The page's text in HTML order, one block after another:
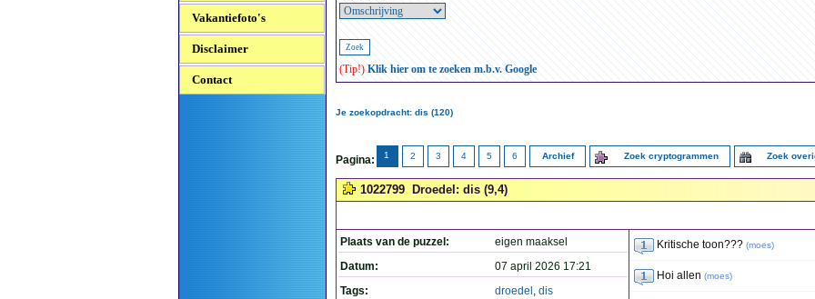
Vakantiefoto's
Disclaimer
Contact
(Tip!) Klik hier om te zoeken m.b.v. Google
Je zoekopdracht: dis (120)
Pagina: 1 2 3 4 5 6 Archief Zoek cryptogrammen Zoek
1022799 Droedel: dis (9,4)
Plaats van de puzzel:
eigen maaksel
Datum:
07 april 2026 17:21
Tags:
droedel , dis
Kritische toon??? (moes)
Hoi allen (moes)